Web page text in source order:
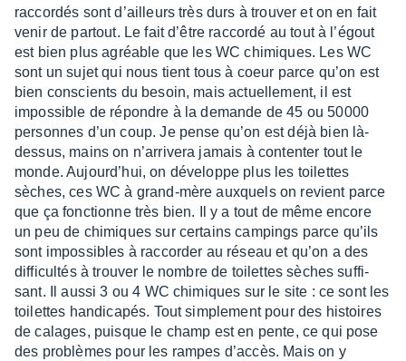
raccor­dés sont d’ailleurs très durs à trou­ver et on en fait
venir de partout. Le fait d’être raccordé au tout à l’égout
est bien plus agréable que les WC chimiques. Les WC
sont un sujet qui nous tient tous à coeur parce qu’on est
bien conscients du besoin, mais actuel­le­ment, il est
impos­sible de répondre à la demande de 45 ou 50000
personnes d’un coup. Je pense qu’on est déjà bien là-
dessus, mains on n’ar­ri­vera jamais à conten­ter tout le
monde. Aujour­d’hui, on déve­loppe plus les toilettes
sèches, ces WC à grand-mère auxquels on revient parce
que ça fonc­tionne très bien. Il y a tout de même encore
un peu de chimiques sur certains campings parce qu’ils
sont impos­sibles à raccor­der au réseau et qu’on a des
diffi­cul­tés à trou­ver le nombre de toilettes sèches suffi­
sant. Il aussi 3 ou 4 WC chimiques sur le site : ce sont les
toilettes handi­ca­pés. Tout simple­ment pour des histoires
de calages, puisque le champ est en pente, ce qui pose
des problèmes pour les rampes d’ac­cès. Mais on y